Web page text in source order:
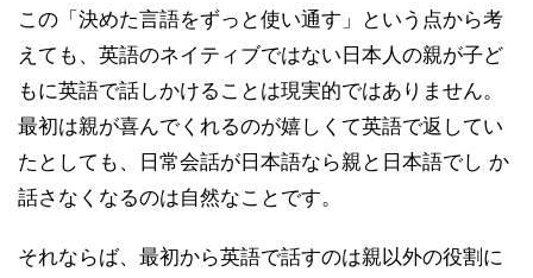
この「決めた言語をずっと使い通す」という点から考
えても、英語のネイティブではない日本人の親が子ど
もに英語で話しかけることは現実的ではありません。
最初は親が喜んでくれるのが嬉しくて英語で返してい
たとしても、日常会話が日本語なら親と日本語でし か
話さなくなるのは自然なことです。
それならば、最初から英語で話すのは親以外の役割に